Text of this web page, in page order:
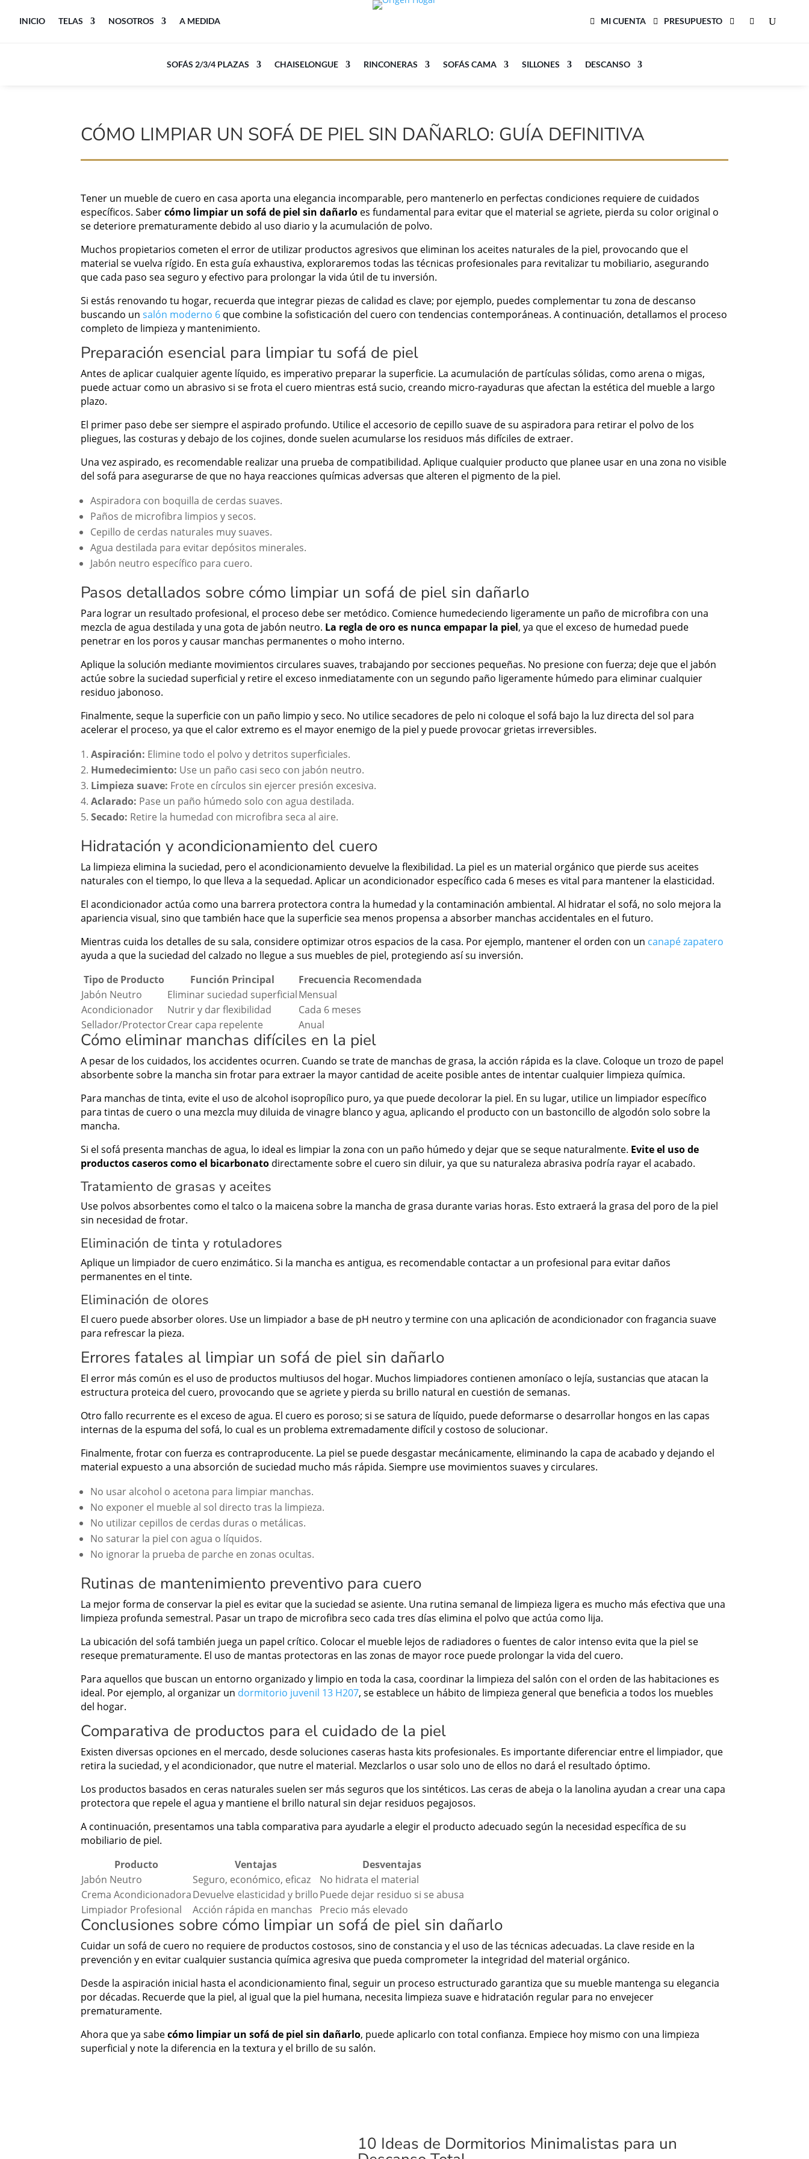
INICIO TELAS NOSOTROS A MEDIDA MI CUENTA PRESUPUESTO
SOFÁS 2/3/4 PLAZAS CHAISELONGUE RINCONERAS SOFÁS CAMA SILLONES DESCANSO
CÓMO LIMPIAR UN SOFÁ DE PIEL SIN DAÑARLO: GUÍA DEFINITIVA
Tener un mueble de cuero en casa aporta una elegancia incomparable, pero mantenerlo en perfectas condiciones requiere de cuidados
específicos. Sabercómo limpiar un sofá de piel sin dañarlo es fundamental para evitar que el material se agriete, pierda su color original o
se deteriore prematuramente debido al uso diario y la acumulación de polvo.
Muchos propietarios cometen el error de utilizar productos agresivos que eliminan los aceites naturales de la piel, provocando que el
material se vuelva rígido. En esta guía exhaustiva, exploraremos todas las técnicas profesionales para revitalizar tu mobiliario, asegurando
que cada paso sea seguro y efectivo para prolongar la vida útil de tu inversión.
Si estás renovando tu hogar, recuerda que integrar piezas de calidad es clave; por ejemplo, puedes complementar tu zona de descanso
buscando unsalón moderno 6 que combine la sofisticación del cuero con tendencias contemporáneas. A continuación, detallamos el proceso
completo de limpieza y mantenimiento.
Preparación esencial para limpiar tu sofá de piel
Antes de aplicar cualquier agente líquido, es imperativo preparar la superficie. La acumulación de partículas sólidas, como arena o migas,
puede actuar como un abrasivo si se frota el cuero mientras está sucio, creando micro-rayaduras que afectan la estética del mueble a largo
plazo.
El primer paso debe ser siempre el aspirado profundo. Utilice el accesorio de cepillo suave de su aspiradora para retirar el polvo de los
pliegues, las costuras y debajo de los cojines, donde suelen acumularse los residuos más difíciles de extraer.
Una vez aspirado, es recomendable realizar una prueba de compatibilidad. Aplique cualquier producto que planee usar en una zona no visible
del sofá para asegurarse de que no haya reacciones químicas adversas que alteren el pigmento de la piel.
Aspiradora con boquilla de cerdas suaves.
Paños de microfibra limpios y secos.
Cepillo de cerdas naturales muy suaves.
Agua destilada para evitar depósitos minerales.
Jabón neutro específico para cuero.
Pasos detallados sobre cómo limpiar un sofá de piel sin dañarlo
Para lograr un resultado profesional, el proceso debe ser metódico. Comience humedeciendo ligeramente un paño de microfibra con una
mezcla de agua destilada y una gota de jabón neutro. La regla de oro es nunca empapar la piel, ya que el exceso de humedad puede
penetrar en los poros y causar manchas permanentes o moho interno.
Aplique la solución mediante movimientos circulares suaves, trabajando por secciones pequeñas. No presione con fuerza; deje que el jabón
actúe sobre la suciedad superficial y retire el exceso inmediatamente con un segundo paño ligeramente húmedo para eliminar cualquier
residuo jabonoso.
Finalmente, seque la superficie con un paño limpio y seco. No utilice secadores de pelo ni coloque el sofá bajo la luz directa del sol para
acelerar el proceso, ya que el calor extremo es el mayor enemigo de la piel y puede provocar grietas irreversibles.
Aspiración: Elimine todo el polvo y detritos superficiales.
Humedecimiento: Use un paño casi seco con jabón neutro.
Limpieza suave: Frote en círculos sin ejercer presión excesiva.
Aclarado: Pase un paño húmedo solo con agua destilada.
Secado: Retire la humedad con microfibra seca al aire.
Hidratación y acondicionamiento del cuero
La limpieza elimina la suciedad, pero el acondicionamiento devuelve la flexibilidad. La piel es un material orgánico que pierde sus aceites
naturales con el tiempo, lo que lleva a la sequedad. Aplicar un acondicionador específico cada 6 meses es vital para mantener la elasticidad.
El acondicionador actúa como una barrera protectora contra la humedad y la contaminación ambiental. Al hidratar el sofá, no solo mejora la
apariencia visual, sino que también hace que la superficie sea menos propensa a absorber manchas accidentales en el futuro.
Mientras cuida los detalles de su sala, considere optimizar otros espacios de la casa. Por ejemplo, mantener el orden con un canapé zapatero
ayuda a que la suciedad del calzado no llegue a sus muebles de piel, protegiendo así su inversión.
Tipo de Producto
Función Principal
Frecuencia Recomendada
Jabón Neutro
Eliminar suciedad superficialMensual
Acondicionador
Nutrir y dar flexibilidad
Cada 6 meses
Sellador/ProtectorCrear capa repelente Anual
Cómo eliminar manchas difíciles en la piel
A pesar de los cuidados, los accidentes ocurren. Cuando se trate de manchas de grasa, la acción rápida es la clave. Coloque un trozo de papel
absorbente sobre la mancha sin frotar para extraer la mayor cantidad de aceite posible antes de intentar cualquier limpieza química.
Para manchas de tinta, evite el uso de alcohol isopropílico puro, ya que puede decolorar la piel. En su lugar, utilice un limpiador específico
para tintas de cuero o una mezcla muy diluida de vinagre blanco y agua, aplicando el producto con un bastoncillo de algodón solo sobre la
mancha.
Si el sofá presenta manchas de agua, lo ideal es limpiar la zona con un paño húmedo y dejar que se seque naturalmente. Evite el uso de
productos caseros como el bicarbonato directamente sobre el cuero sin diluir, ya que su naturaleza abrasiva podría rayar el acabado.
Tratamiento de grasas y aceites
Use polvos absorbentes como el talco o la maicena sobre la mancha de grasa durante varias horas. Esto extraerá la grasa del poro de la piel
sin necesidad de frotar.
Eliminación de tinta y rotuladores
Aplique un limpiador de cuero enzimático. Si la mancha es antigua, es recomendable contactar a un profesional para evitar daños
permanentes en el tinte.
Eliminación de olores
El cuero puede absorber olores. Use un limpiador a base de pH neutro y termine con una aplicación de acondicionador con fragancia suave
para refrescar la pieza.
Errores fatales al limpiar un sofá de piel sin dañarlo
El error más común es el uso de productos multiusos del hogar. Muchos limpiadores contienen amoníaco o lejía, sustancias que atacan la
estructura proteica del cuero, provocando que se agriete y pierda su brillo natural en cuestión de semanas.
Otro fallo recurrente es el exceso de agua. El cuero es poroso; si se satura de líquido, puede deformarse o desarrollar hongos en las capas
internas de la espuma del sofá, lo cual es un problema extremadamente difícil y costoso de solucionar.
Finalmente, frotar con fuerza es contraproducente. La piel se puede desgastar mecánicamente, eliminando la capa de acabado y dejando el
material expuesto a una absorción de suciedad mucho más rápida. Siempre use movimientos suaves y circulares.
No usar alcohol o acetona para limpiar manchas.
No exponer el mueble al sol directo tras la limpieza.
No utilizar cepillos de cerdas duras o metálicas.
No saturar la piel con agua o líquidos.
No ignorar la prueba de parche en zonas ocultas.
Rutinas de mantenimiento preventivo para cuero
La mejor forma de conservar la piel es evitar que la suciedad se asiente. Una rutina semanal de limpieza ligera es mucho más efectiva que una
limpieza profunda semestral. Pasar un trapo de microfibra seco cada tres días elimina el polvo que actúa como lija.
La ubicación del sofá también juega un papel crítico. Colocar el mueble lejos de radiadores o fuentes de calor intenso evita que la piel se
reseque prematuramente. El uso de mantas protectoras en las zonas de mayor roce puede prolongar la vida del cuero.
Para aquellos que buscan un entorno organizado y limpio en toda la casa, coordinar la limpieza del salón con el orden de las habitaciones es
ideal. Por ejemplo, al organizar un dormitorio juvenil 13 H207, se establece un hábito de limpieza general que beneficia a todos los muebles
del hogar.
Comparativa de productos para el cuidado de la piel
Existen diversas opciones en el mercado, desde soluciones caseras hasta kits profesionales. Es importante diferenciar entre el limpiador, que
retira la suciedad, y el acondicionador, que nutre el material. Mezclarlos o usar solo uno de ellos no dará el resultado óptimo.
Los productos basados en ceras naturales suelen ser más seguros que los sintéticos. Las ceras de abeja o la lanolina ayudan a crear una capa
protectora que repele el agua y mantiene el brillo natural sin dejar residuos pegajosos.
A continuación, presentamos una tabla comparativa para ayudarle a elegir el producto adecuado según la necesidad específica de su
mobiliario de piel.
Producto
Ventajas
Desventajas
Jabón Neutro
Seguro, económico, eficaz
No hidrata el material
Crema AcondicionadoraDevuelve elasticidad y brilloPuede dejar residuo si se abusa
Limpiador Profesional
Acción rápida en manchas Precio más elevado
Conclusiones sobre cómo limpiar un sofá de piel sin dañarlo
Cuidar un sofá de cuero no requiere de productos costosos, sino de constancia y el uso de las técnicas adecuadas. La clave reside en la
prevención y en evitar cualquier sustancia química agresiva que pueda comprometer la integridad del material orgánico.
Desde la aspiración inicial hasta el acondicionamiento final, seguir un proceso estructurado garantiza que su mueble mantenga su elegancia
por décadas. Recuerde que la piel, al igual que la piel humana, necesita limpieza suave e hidratación regular para no envejecer
prematuramente.
Ahora que ya sabecómo limpiar un sofá de piel sin dañarlo, puede aplicarlo con total confianza. Empiece hoy mismo con una limpieza
superficial y note la diferencia en la textura y el brillo de su salón.
10 Ideas de Dormitorios Minimalistas para un